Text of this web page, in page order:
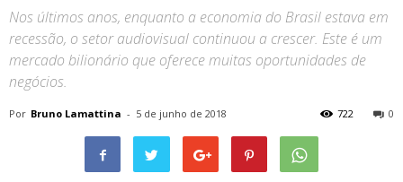
Nos últimos anos, enquanto a economia do Brasil estava em
recessão, o setor audiovisual continuou a crescer. Este é um
mercado bilionário que oferece muitas oportunidades de
negócios.
Por Bruno Lamattina - 5 de junho de 2018 0
722